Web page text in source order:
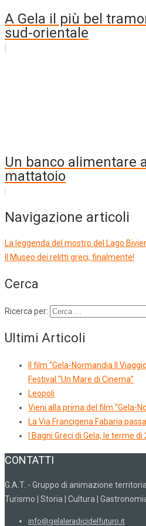
A Gela il più bel
sud-orientale
Un banco alimentare
mattatoio
Navigazione articoli
La leggenda del mostro del Lago
Il Museo dei relitti greci, finalmente!
Cerca
Ricerca per:
Ultimi Articoli
Il film “Gela-Normandia.Il
Festival “Un Mare di Cinema”
Leopoli
Vieni alla prima del film “Gela-
La Via Francigena Fabaria
I Bagni Greci di Gela, le terme di
CONTATTI
G.A.T. - Gruppo di animazione
Turismo | Storia | Cultura |
info@gelaleradicidelfuturo.it